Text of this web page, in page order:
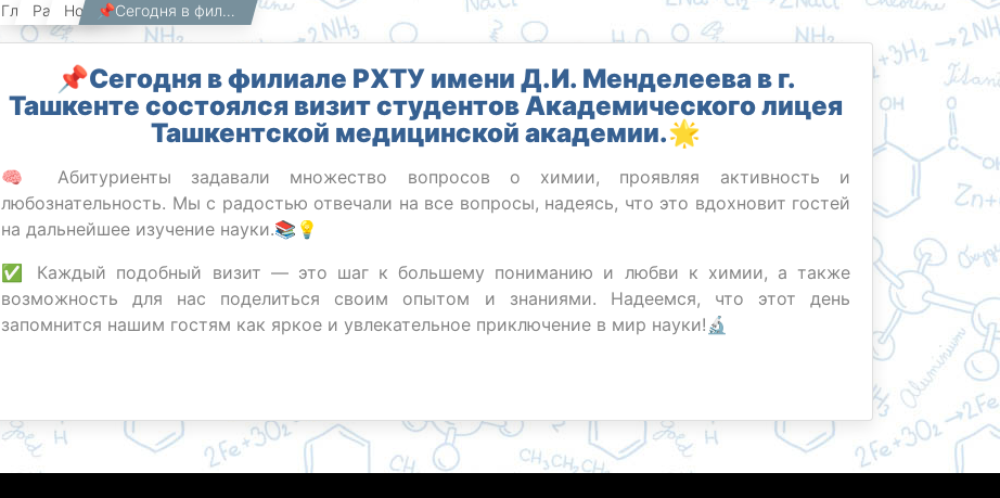
Главная Работникам Новости 📌Сегодня в филиале РХТУ имени Д.И. Менделеева в г. Ташкенте состоялся визит студентов Академического лицея Ташкентской медицинской академии.🌟
📌Сегодня в филиале РХТУ имени Д.И. Менделеева в г.
Ташкенте состоялся визит студентов Академического лицея
Ташкентской медицинской академии.🌟
🧠 Абитуриенты задавали множество вопросов о химии, проявляя активность и
любознательность. Мы с радостью отвечали на все вопросы, надеясь, что это вдохновит гостей
на дальнейшее изучение науки.📚💡
✅ Каждый подобный визит — это шаг к большему пониманию и любви к химии, а также
возможность для нас поделиться своим опытом и знаниями. Надеемся, что этот день
запомнится нашим гостям как яркое и увлекательное приключение в мир науки!🔬